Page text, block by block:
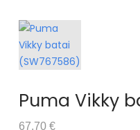
Puma Vikky
67.70 €